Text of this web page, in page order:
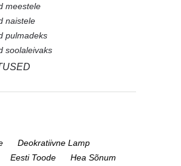
meestele
naistele
pulmadeks
soolaleivaks
Deokratiivne Lamp
Eesti Toode
Hea Sõnum